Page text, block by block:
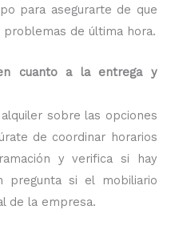
para asegurarte de que
de última hora.
cuanto a la entrega y
sobre las opciones
de coordinar horarios
y verifica si hay
pregunta si el mobiliario
de la empresa.